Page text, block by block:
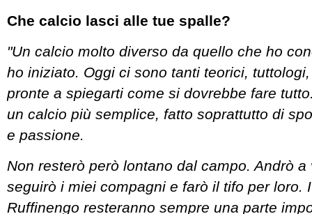
Che calcio lasci alle tue spalle?
"Un calcio molto diverso da quello che ho
ho iniziato. Oggi ci sono tanti teorici,
pronte a spiegarti come si dovrebbe fare
un calcio più semplice, fatto soprattutto di
e passione.
Non resterò però lontano dal campo. Andrò
seguirò i miei compagni e farò il tifo per loro.
Ruffinengo resteranno sempre una parte